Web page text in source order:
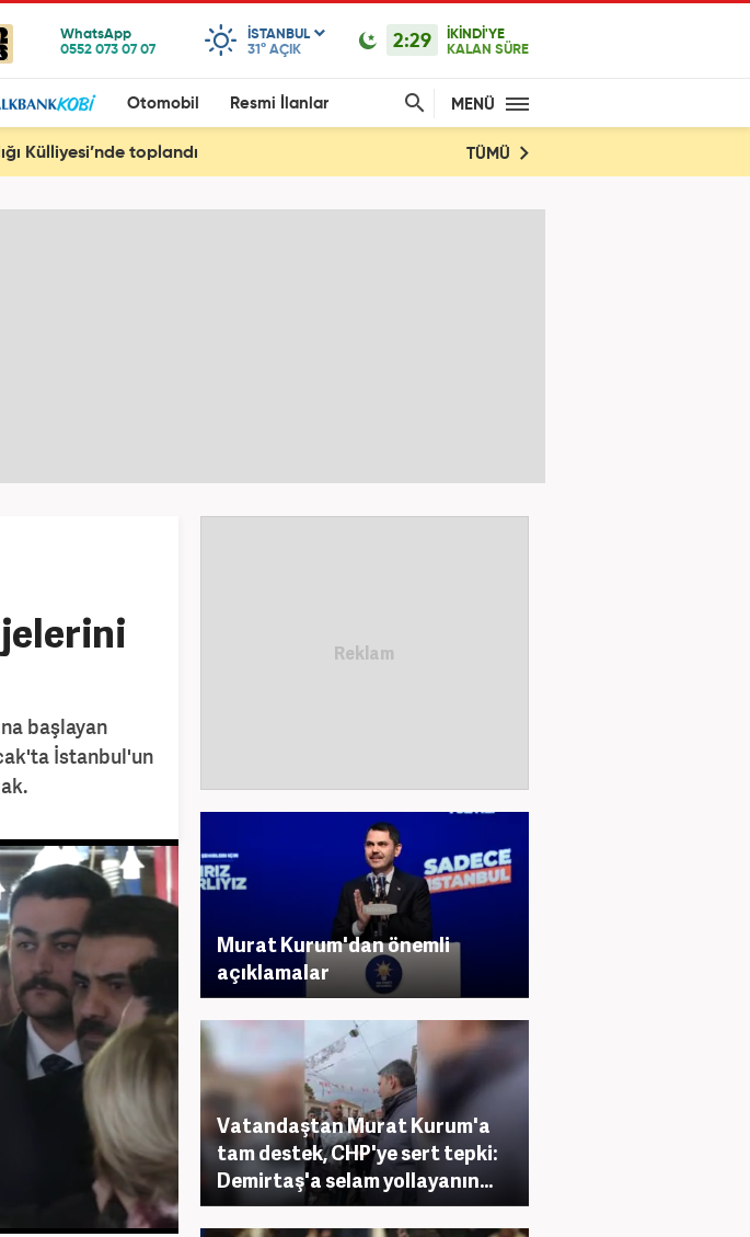
ISTANBUL
31° AÇIK 2:29
İKİNDİ'YE
KALAN SÜRE
Otomobil Resmi İlanlar MENÜ
Külliyesi’nde toplandı TÜMÜ
başlayan
İstanbul'un
Murat Kurum'dan önemli
açıklamalar
Vatandaştan Murat Kurum'a
tam destek, CHP'ye sert tepki:
Demirtaş'a selam yollayanın...